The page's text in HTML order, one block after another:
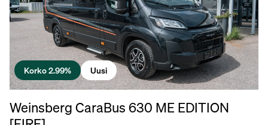
Korko 2.99% Uusi
Weinsberg CaraBus 630 ME EDITION